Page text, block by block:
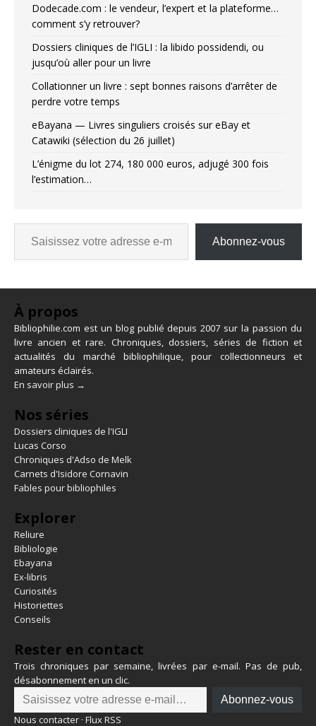
Dodecade.com : le vendeur, l’expert et la plateforme…
comment s’y retrouver?
Dossiers cliniques de l’IGLI : la libido possidendi, ou
jusqu’où aller pour un livre
Collationner un livre : sept bonnes raisons d’arrêter de
perdre votre temps
eBayana — Livres singuliers croisés sur eBay et
Catawiki (sélection du 26 juillet)
L’énigme du lot 274, 180 000 euros, adjugé 300 fois
l’estimation…
Abonnez-vous
À propos
Bibliophilie.com est un blog publié depuis 2007 sur la passion du
livre ancien et rare. Chroniques, dossiers, séries de fiction et
actualités du marché bibliophilique, pour collectionneurs et
amateurs éclairés.
En savoir plus →
Nos séries
Dossiers cliniques de l'IGLI
Lucas Corso
Chroniques d'Adso de Melk
Carnets d'Isidore Cornavin
Fables pour bibliophiles
Explorer
Reliure
Bibliologie
Ebayana
Ex-libris
Curiosités
Historiettes
Conseils
Rester en contact
Trois chroniques par semaine, livrées par e-mail. Pas de pub,
désabonnement en un clic.
Abonnez-vous
Nous contacter · Flux RSS